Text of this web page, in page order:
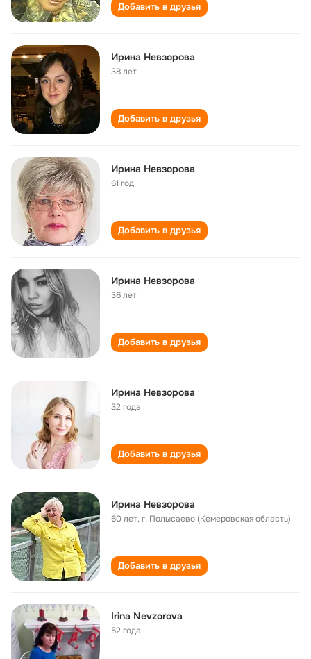
Добавить в друзья
Ирина Невзорова
38 лет
Добавить в друзья
Ирина Невзорова
61 год
Добавить в друзья
Ирина Невзорова
36 лет
Добавить в друзья
Ирина Невзорова
32 года
Добавить в друзья
Ирина Невзорова
60 лет,г. Полысаево (Кемеровская область)
Добавить в друзья
Irina Nevzorova
52 года